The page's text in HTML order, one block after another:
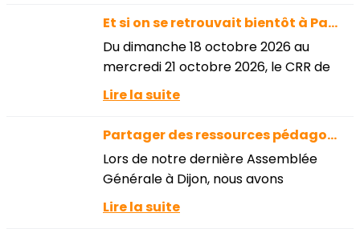
Et si on se retrouvait bientôt à Pau pour les 42e journées pédagogiques....
Du dimanche 18 octobre 2026 au
mercredi 21 octobre 2026, le CRR de
PAU accueillera les journées
pédagogiques de l'APFM.En attendant
la publication de la page dédiée, vous...
Lire la suite
Partager des ressources pédagogiques, c'est possible !
Lors de notre dernière Assemblée
Générale à Dijon, nous avons
longuement abordé la question des
ressources.Nous vous avions alors
Lire la suite